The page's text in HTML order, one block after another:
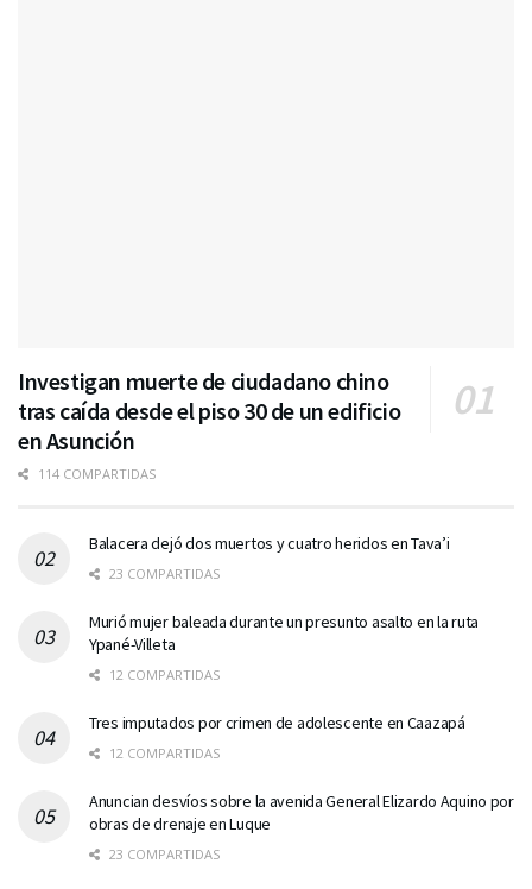
Investigan muerte de ciudadano chino
tras caída desde el piso 30 de un edificio
en Asunción
114 COMPARTIDAS
Balacera dejó dos muertos y cuatro heridos en Tava’i
23 COMPARTIDAS
Murió mujer baleada durante un presunto asalto en la ruta
Ypané-Villeta
12 COMPARTIDAS
Tres imputados por crimen de adolescente en Caazapá
12 COMPARTIDAS
Anuncian desvíos sobre la avenida General Elizardo Aquino por
obras de drenaje en Luque
23 COMPARTIDAS